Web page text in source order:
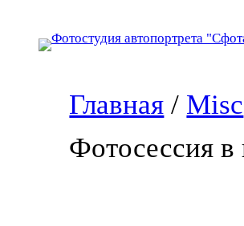
Главная / Misc
Фотосессия